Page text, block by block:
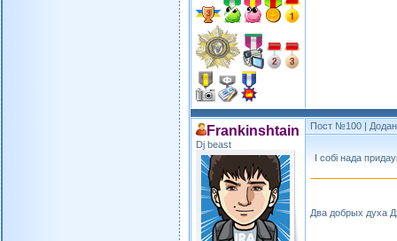
Frankinshtain
Dj beast
Пост №100 |
І собі нада
Два добрых духа